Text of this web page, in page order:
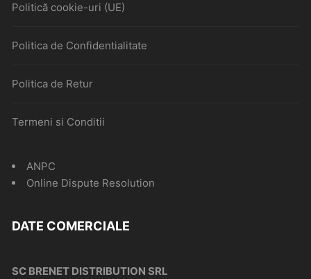
Politică cookie-uri (UE)
Politica de Confidentialitate
Politica de Retur
Termeni si Conditii
ANPC
Online Dispute Resolution
DATE COMERCIALE
SC BRENET DISTRIBUTION SRL